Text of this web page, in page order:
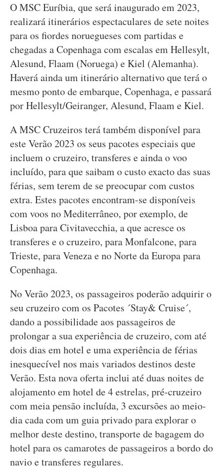
O MSC Euríbia, que será inaugurado em 2023,
realizará itinerários espectaculares de sete noites
para os fiordes noruegueses com partidas e
chegadas a Copenhaga com escalas em Hellesylt,
Alesund, Flaam (Noruega) e Kiel (Alemanha).
Haverá ainda um itinerário alternativo que terá o
mesmo ponto de embarque, Copenhaga, e passará
por Hellesylt/Geiranger, Alesund, Flaam e Kiel.
A MSC Cruzeiros terá também disponível para
este Verão 2023 os seus pacotes especiais que
incluem o cruzeiro, transferes e ainda o voo
incluído, para que saibam o custo exacto das suas
férias, sem terem de se preocupar com custos
extra. Estes pacotes encontram-se disponíveis
com voos no Mediterrâneo, por exemplo, de
Lisboa para Civitavecchia, a que acresce os
transferes e o cruzeiro, para Monfalcone, para
Trieste, para Veneza e no Norte da Europa para
Copenhaga.
No Verão 2023, os passageiros poderão adquirir o
seu cruzeiro com os Pacotes ´Stay& Cruise´,
dando a possibilidade aos passageiros de
prolongar a sua experiência de cruzeiro, com até
dois dias em hotel e uma experiência de férias
inesquecível nos mais variados destinos deste
Verão. Esta nova oferta inclui até duas noites de
alojamento em hotel de 4 estrelas, pré-cruzeiro
com meia pensão incluída, 3 excursões ao meio-
dia cada com um guia privado para explorar o
melhor deste destino, transporte de bagagem do
hotel para os camarotes de passageiros a bordo do
navio e transferes regulares.